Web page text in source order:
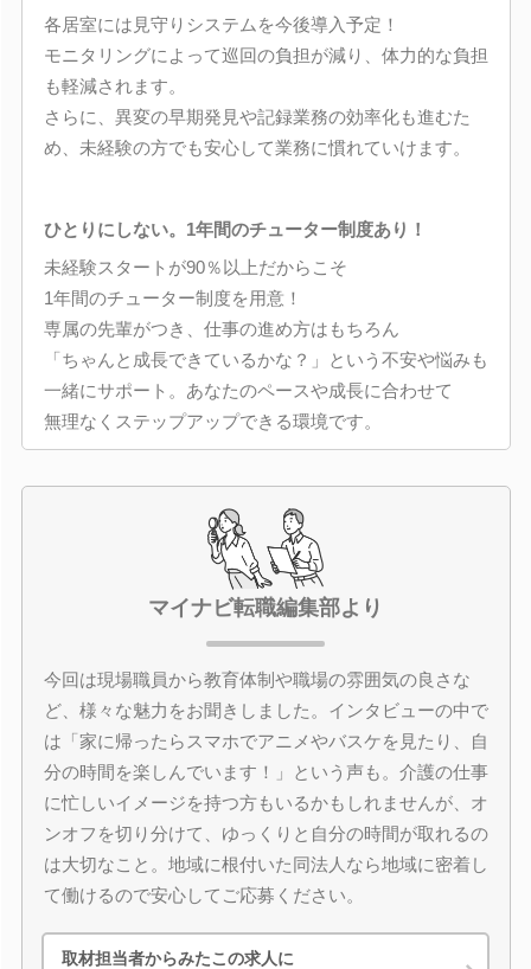
各居室には見守りシステムを今後導入予定！
モニタリングによって巡回の負担が減り、体力的な負担
も軽減されます。
さらに、異変の早期発見や記録業務の効率化も進むた
め、未経験の方でも安心して業務に慣れていけます。
ひとりにしない。1年間のチューター制度あり！
未経験スタートが90％以上だからこそ
1年間のチューター制度を用意！
専属の先輩がつき、仕事の進め方はもちろん
「ちゃんと成長できているかな？」という不安や悩みも
一緒にサポート。あなたのペースや成長に合わせて
無理なくステップアップできる環境です。
マイナビ転職編集部より
今回は現場職員から教育体制や職場の雰囲気の良さな
ど、様々な魅力をお聞きしました。インタビューの中で
は「家に帰ったらスマホでアニメやバスケを見たり、自
分の時間を楽しんでいます！」という声も。介護の仕事
に忙しいイメージを持つ方もいるかもしれませんが、オ
ンオフを切り分けて、ゆっくりと自分の時間が取れるの
は大切なこと。地域に根付いた同法人なら地域に密着し
て働けるので安心してご応募ください。
取材担当者からみたこの求人に